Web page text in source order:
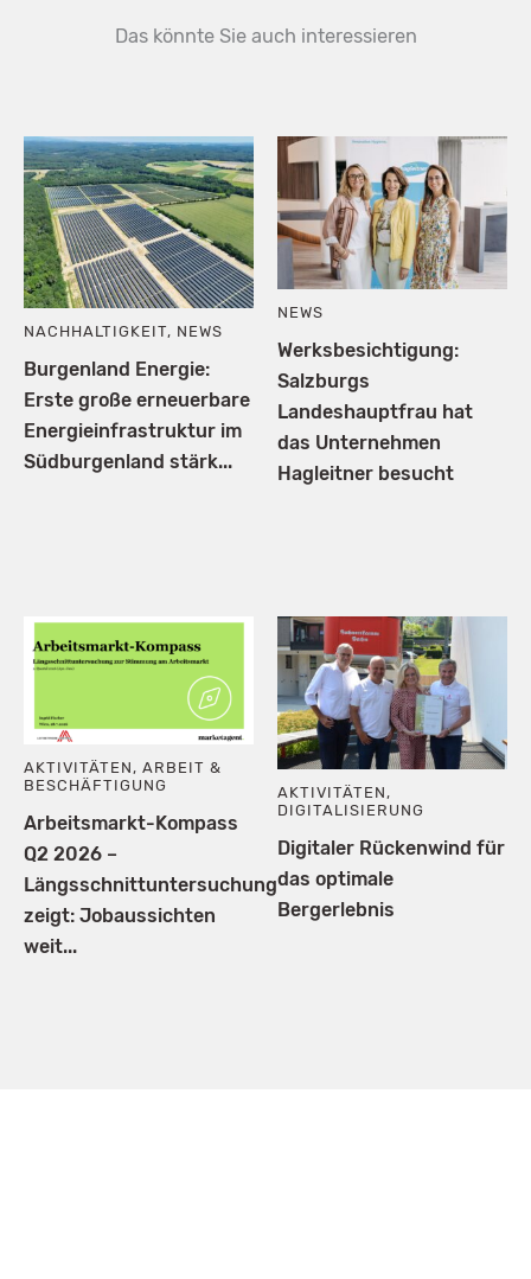
Das könnte Sie auch interessieren
NACHHALTIGKEIT, NEWS
Burgenland Energie:
Erste große erneuerbare
Energieinfrastruktur im
Südburgenland stärk...
NEWS
Werksbesichtigung:
Salzburgs
Landeshauptfrau hat
das Unternehmen
Hagleitner besucht
AKTIVITÄTEN ,ARBEIT &
BESCHÄFTIGUNG
Arbeitsmarkt-Kompass
Q2 2026 –
Längsschnittuntersuchung
zeigt: Jobaussichten
weit...
AKTIVITÄTEN,
DIGITALISIERUNG
Digitaler Rückenwind für
das optimale
Bergerlebnis